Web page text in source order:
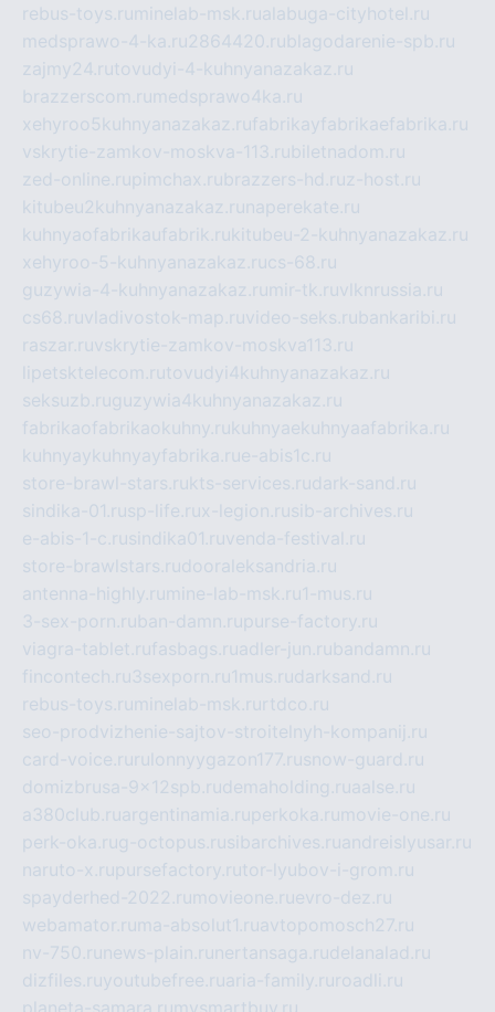
rebus-toys.ru minelab-msk.rualabuga-cityhotel.ru
medsprawo-4-ka.ru2864420.rublagodarenie-spb.ru
zajmy24.rutovudyi-4-kuhnyanazakaz.ru
brazzerscom.ru medsprawo4ka.ru
xehyroo5kuhnyanazakaz.rufabrikayfabrikaefabrika.ru
vskrytie-zamkov-moskva-113.rubiletnadom.ru
zed-online.rupimchax.rubrazzers-hd.ruz-host.ru
kitubeu2kuhnyanazakaz.ru naperekate.ru
kuhnyaofabrikaufabrik.rukitubeu-2-kuhnyanazakaz.ru
xehyroo-5-kuhnyanazakaz.rucs-68.ru
guzywia-4-kuhnyanazakaz.ru mir-tk.ruvlknrussia.ru
cs68.ruvladivostok-map.ruvideo-seks.rubankaribi.ru
raszar.ruvskrytie-zamkov-moskva113.ru
lipetsktelecom.rutovudyi4kuhnyanazakaz.ru
seksuzb.ruguzywia4kuhnyanazakaz.ru
fabrikaofabrikaokuhny.rukuhnyaekuhnyaafabrika.ru
kuhnyaykuhnyayfabrika.rue-abis1c.ru
store-brawl-stars.rukts-services.rudark-sand.ru
sindika-01.rusp-life.rux-legion.rusib-archives.ru
e-abis-1-c.rusindika01.ruvenda-festival.ru
store-brawlstars.rudooraleksandria.ru
antenna-highly.ru mine-lab-msk.ru1-mus.ru
3-sex-porn.ruban-damn.rupurse-factory.ru
viagra-tablet.rufasbags.ruadler-jun.rubandamn.ru
fincontech.ru3sexporn.ru1mus.rudarksand.ru
rebus-toys.ru minelab-msk.ru rtdco.ru
seo-prodvizhenie-sajtov-stroitelnyh-kompanij.ru
card-voice.ru rulonnyygazon177.rusnow-guard.ru
domizbrusa-9x12spb.rudemaholding.ruaalse.ru
a380club.ruargentinamia.ruperkoka.ru movie-one.ru
perk-oka.rug-octopus.rusibarchives.ruandreislyusar.ru
naruto-x.rupursefactory.rutor-lyubov-i-grom.ru
spayderhed-2022.ru movieone.ruevro-dez.ru
webamator.ru ma-absolut1.ruavtopomosch27.ru
nv-750.ru news-plain.ru nertansaga.rudelanalad.ru
dizfiles.ruyoutubefree.ruaria-family.ru roadli.ru
planeta-samara.ru mysmartbuy.ru